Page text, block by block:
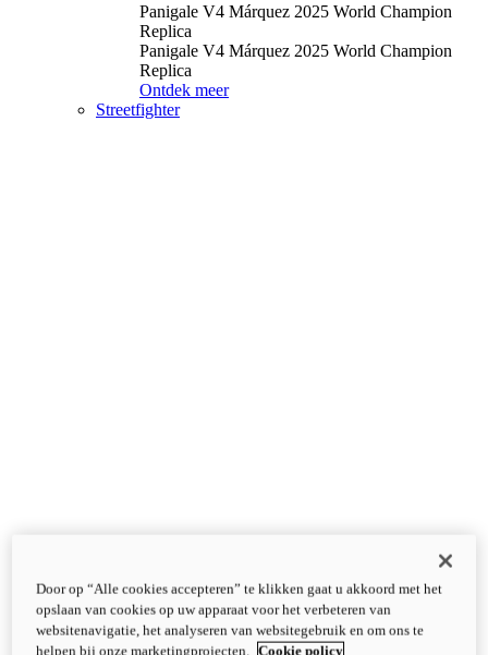
Panigale V4 Márquez 2025 World Champion
Replica
Panigale V4 Márquez 2025 World Champion
Replica
Ontdek meer
Streetfighter
Door op “Alle cookies accepteren” te klikken gaat u akkoord met het
opslaan van cookies op uw apparaat voor het verbeteren van
websitenavigatie, het analyseren van websitegebruik en om ons te
helpen bij onze marketingprojecten.
Cookie policy